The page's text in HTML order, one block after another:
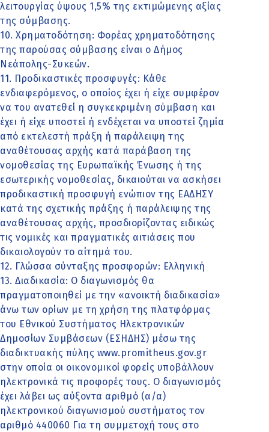
λειτουργίας ύψους 1,5% της εκτιμώμενης αξίας
της σύμβασης.
10. Χρηματοδότηση: Φορέας χρηματοδότησης
της παρούσας σύμβασης είναι ο Δήμος
Νεάπολης-Συκεών.
11. Προδικαστικές προσφυγές: Κάθε
ενδιαφερόμενος, ο οποίος έχει ή είχε συμφέρον
να του ανατεθεί η συγκεκριμένη σύμβαση και
έχει ή είχε υποστεί ή ενδέχεται να υποστεί ζημία
από εκτελεστή πράξη ή παράλειψη της
αναθέτουσας αρχής κατά παράβαση της
νομοθεσίας της Ευρωπαϊκής Ένωσης ή της
εσωτερικής νομοθεσίας, δικαιούται να ασκήσει
προδικαστική προσφυγή ενώπιον της ΕΑΔΗΣΥ
κατά της σχετικής πράξης ή παράλειψης της
αναθέτουσας αρχής, προσδιορίζοντας ειδικώς
τις νομικές και πραγματικές αιτιάσεις που
δικαιολογούν το αίτημά του.
12. Γλώσσα σύνταξης προσφορών: Ελληνική
13. Διαδικασία: Ο διαγωνισμός θα
πραγματοποιηθεί με την «ανοικτή διαδικασία»
άνω των ορίων με τη χρήση της πλατφόρμας
του Εθνικού Συστήματος Ηλεκτρονικών
Δημοσίων Συμβάσεων (ΕΣΗΔΗΣ) μέσω της
διαδικτυακής πύλης www.promitheus.gov.gr
στην οποία οι οικονομικοί φορείς υποβάλλουν
ηλεκτρονικά τις προφορές τους. Ο διαγωνισμός
έχει λάβει ως αύξοντα αριθμό (α/α)
ηλεκτρονικού διαγωνισμού συστήματος τον
αριθμό 440060 Για τη συμμετοχή τους στο